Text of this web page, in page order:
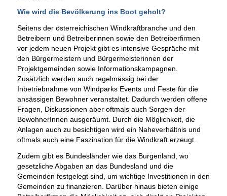
Wie wird die Bevölkerung ins Boot geholt?
Seitens der österreichischen Windkraftbranche und den
Betreibern und Betreiberinnen sowie den Betreiberfirmen
vor jedem neuen Projekt gibt es intensive Gespräche mit
den Bürgermeistern und Bürgermeisterinnen der
Projektgemeinden sowie Informationskampagnen.
Zusätzlich werden auch regelmässig bei der
Inbetriebnahme von Windparks Events und Feste für die
ansässigen Bewohner veranstaltet. Dadurch werden offene
Fragen, Diskussionen aber oftmals auch Sorgen der
BewohnerInnen ausgeräumt. Durch die Möglichkeit, die
Anlagen auch zu besichtigen wird ein Naheverhältnis und
oftmals auch eine Faszination für die Windkraft erzeugt.
Zudem gibt es Bundesländer wie das Burgenland, wo
gesetzliche Abgaben an das Bundesland und die
Gemeinden festgelegt sind, um wichtige Investitionen in den
Gemeinden zu finanzieren. Darüber hinaus bieten einige